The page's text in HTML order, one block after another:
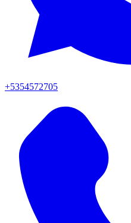
+5354572705